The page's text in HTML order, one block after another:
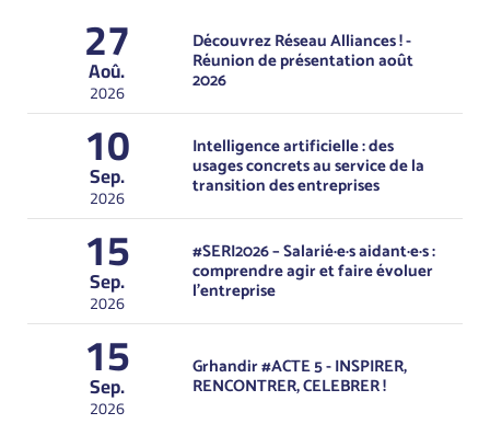
27
Aoû.
2026
Découvrez Réseau Alliances ! -
Réunion de présentation août
2026
10
Sep.
2026
Intelligence artificielle : des
usages concrets au service de la
transition des entreprises
15
Sep.
2026
#SERI2026 – Salarié·e·s aidant·e·s :
comprendre agir et faire évoluer
l’entreprise
15
Sep.
2026
Grhandir #ACTE 5 - INSPIRER,
RENCONTRER, CELEBRER !